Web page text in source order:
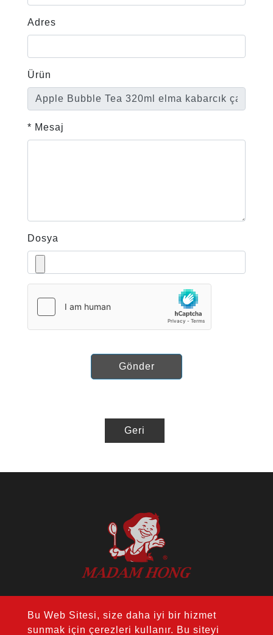
Adres
Ürün
* Mesaj
Dosya
Gönder
Geri
Bu Web Sitesi, size daha iyi bir hizmet
sunmak için çerezleri kullanır. Bu siteyi
ADRES：14F., No. 274, Sec. 1, Wenxin
Rd., Nantun Dist., Taichung City 408, Tayvan